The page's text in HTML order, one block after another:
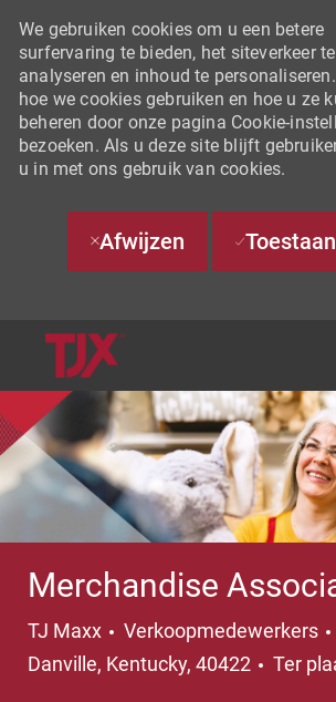
We gebruiken cookies om u een betere
surfervaring te bieden, het siteverkeer te
analyseren en inhoud te
hoe we cookies gebruiken en hoe u ze
beheren door onze pagina Cookie-
bezoeken. Als u deze site blijft
u in met ons gebruik van cookies.
Afwijzen Toestaan
Merchandise
TJ Maxx Categorie
Verkoopmedewerkers
Danville, Kentucky, 40422
Ter